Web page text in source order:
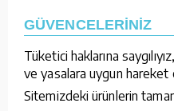
GÜVENCELERİNİZ
Tüketici haklarına
ve yasalara uygun hareket
Sitemizdeki ürünlerin